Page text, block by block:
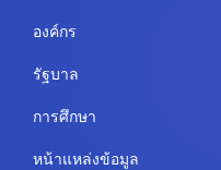
องค์กร
รัฐบาล
การศึกษา
หน้าแหล่งข้อมูล